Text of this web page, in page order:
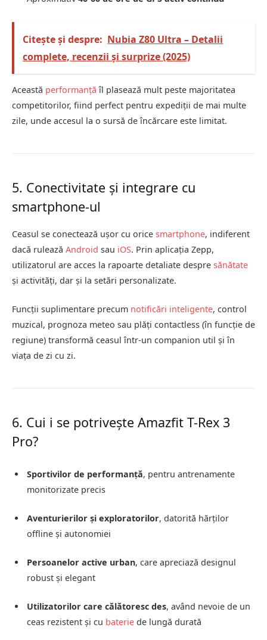
Citește și despre: Nubia Z80 Ultra – Detalii
complete, recenzii și surprize (2025)
Această performanță îl plasează mult peste majoritatea
competitorilor, fiind perfect pentru expediții de mai multe
zile, unde accesul la o sursă de încărcare este limitat.
5. Conectivitate și integrare cu
smartphone-ul
Ceasul se conectează ușor cu orice smartphone, indiferent
dacă rulează Android sau iOS. Prin aplicația Zepp,
utilizatorul are acces la rapoarte detaliate despre sănătate
și activități, dar și la setări personalizate.
Funcții suplimentare precum notificări inteligente, control
muzical, prognoza meteo sau plăți contactless (în funcție de
regiune) transformă ceasul într-un companion util și în
viața de zi cu zi.
6. Cui i se potrivește Amazfit T-Rex 3
Pro?
Sportivilor de performanță, pentru antrenamente
monitorizate precis
Aventurierilor și exploratorilor, datorită hărților
offline și autonomiei
Persoanelor active urban, care apreciază designul
robust și elegant
Utilizatorilor care călătoresc des, având nevoie de un
ceas rezistent și cu baterie de lungă durată